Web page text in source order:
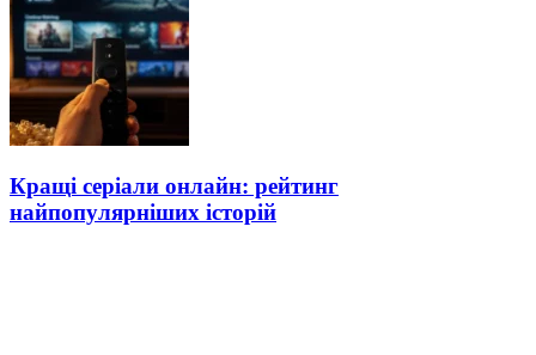
Кращі серіали онлайн: рейтинг
найпопулярніших історій